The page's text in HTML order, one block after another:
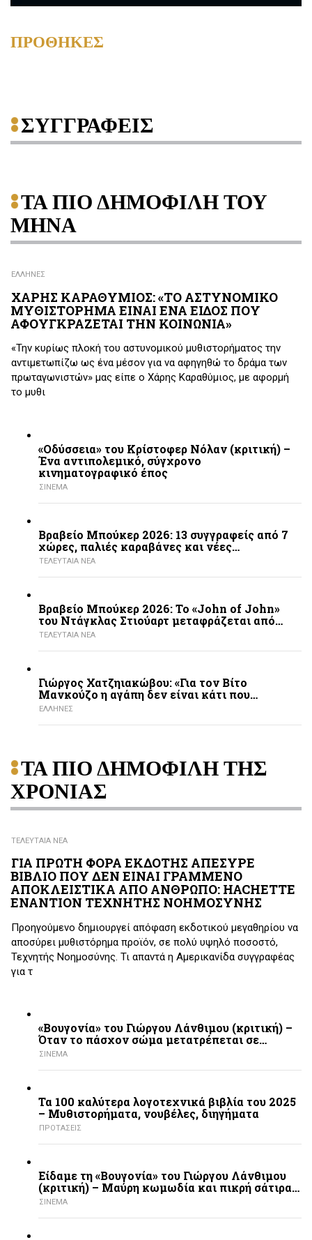
ΠΡΟΘΗΚΕΣ
ΣΥΓΓΡΑΦΕΙΣ
ΤΑ ΠΙΟ ΔΗΜΟΦΙΛΗ ΤΟΥ
ΜΗΝΑ
ΕΛΛΗΝΕΣ
ΧΑΡΗΣ ΚΑΡΑΘΥΜΙΟΣ: «ΤΟ ΑΣΤΥΝΟΜΙΚΟ
ΜΥΘΙΣΤΟΡΗΜΑ ΕΙΝΑΙ ΕΝΑ ΕΙΔΟΣ ΠΟΥ
ΑΦΟΥΓΚΡΑΖΕΤΑΙ ΤΗΝ ΚΟΙΝΩΝΙΑ»
«Την κυρίως πλοκή του αστυνομικού μυθιστορήματος την
αντιμετωπίζω ως ένα μέσον για να αφηγηθώ το δράμα των
πρωταγωνιστών» μας είπε ο Χάρης Καραθύμιος, με αφορμή
το μυθι
«Οδύσσεια» του Κρίστοφερ Νόλαν (κριτική) –
Ένα αντιπολεμικό, σύγχρονο
κινηματογραφικό έπος
ΣΙΝΕΜΑ
Βραβείο Μπούκερ 2026: 13 συγγραφείς από 7
χώρες, παλιές καραβάνες και νέες…
ΤΕΛΕΥΤΑΙΑ ΝΕΑ
Βραβείο Μπούκερ 2026: Το «John of John»
του Ντάγκλας Στιούαρτ μεταφράζεται από…
ΤΕΛΕΥΤΑΙΑ ΝΕΑ
Γιώργος Χατζηιακώβου: «Για τον Βίτο
Μανκούζο η αγάπη δεν είναι κάτι που…
ΕΛΛΗΝΕΣ
ΤΑ ΠΙΟ ΔΗΜΟΦΙΛΗ ΤΗΣ
ΧΡΟΝΙΑΣ
ΤΕΛΕΥΤΑΙΑ ΝΕΑ
ΓΙΑ ΠΡΩΤΗ ΦΟΡΑ ΕΚΔΟΤΗΣ ΑΠΕΣΥΡΕ
ΒΙΒΛΙΟ ΠΟΥ ΔΕΝ ΕΙΝΑΙ ΓΡΑΜΜΕΝΟ
ΑΠΟΚΛΕΙΣΤΙΚΑ ΑΠΟ ΑΝΘΡΩΠΟ: HACHETTE
ΕΝΑΝΤΙΟΝ ΤΕΧΝΗΤΗΣ ΝΟΗΜΟΣΥΝΗΣ
Προηγούμενο δημιουργεί απόφαση εκδοτικού μεγαθηρίου να
αποσύρει μυθιστόρημα προϊόν, σε πολύ υψηλό ποσοστό,
Τεχνητής Νοημοσύνης. Τι απαντά η Αμερικανίδα συγγραφέας
για τ
«Βουγονία» του Γιώργου Λάνθιμου (κριτική) –
Όταν το πάσχον σώμα μετατρέπεται σε…
ΣΙΝΕΜΑ
Τα 100 καλύτερα λογοτεχνικά βιβλία του 2025
– Mυθιστορήματα, νουβέλες, διηγήματα
ΠΡΟΤΑΣΕΙΣ
Είδαμε τη «Βουγονία» του Γιώργου Λάνθιμου
(κριτική) – Μαύρη κωμωδία και πικρή σάτιρα…
ΣΙΝΕΜΑ